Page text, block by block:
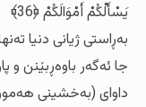
يَسْأَلْكُمْ أَمْوَالَكُمْ ﴿36﴾
به‌ڕاستی ژیانی دنیا
جا ئه‌گه‌ر باوه‌ڕبێنن و
داوای (به‌خشینی